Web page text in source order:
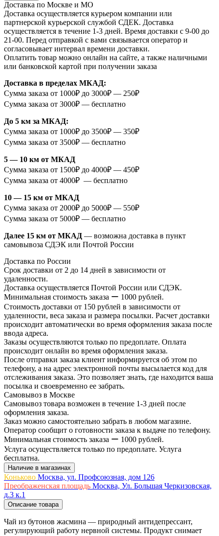
Доставка по Москве и МО
Доставка осуществляется курьером компании или
партнерской курьерской службой СДЕК. Доставка
осуществляется в течение 1-3 дней. Время доставки с 9-00 до
21-00. Перед отправкой с вами связывается оператор и
согласовывает интервал времени доставки.
Оплатить товар можно онлайн на сайте, а также наличными
или банковской картой при получении заказа
Доставка в пределах МКАД:
Сумма заказа от 1000₽ до 3000₽ — 250₽
Сумма заказа от 3000₽ — бесплатно
До 5 км за МКАД:
Сумма заказа от 1000₽ до 3500₽ — 350₽
Сумма заказа от 3500₽ — бесплатно
5 — 10 км от МКАД
Сумма заказа от 1500₽ до 4000₽ — 450₽
Сумма заказа от 4000₽ — бесплатно
10 — 15 км от МКАД
Сумма заказа от 2000₽ до 5000₽ — 550₽
Сумма заказа от 5000₽ — бесплатно
Далее 15 км от МКАД — возможна доставка в пункт
самовывоза СДЭК или Почтой России
Доставка по России
Срок доставки от 2 до 14 дней в зависимости от
удаленности.
Доставка осуществляется Почтой России или СДЭК.
Минимальная стоимость заказа ー 1000 рублей.
Стоимость доставки от 150 рублей в зависимости от
удаленности, веса заказа и размера посылки. Расчет доставки
происходит автоматически во время оформления заказа после
ввода адреса.
Заказы осуществляются только по предоплате. Оплата
происходит онлайн во время оформления заказа.
После отправки заказа клиент информируется об этом по
телефону, а на адрес электронной почты высылается код для
отслеживания заказа. Это позволяет знать, где находится ваша
посылка и своевременно ее забрать.
Самовывоз в Москве
Самовывоз товара возможен в течение 1-3 дней после
оформления заказа.
Заказ можно самостоятельно забрать в любом магазине.
Оператор сообщит о готовности заказа к выдаче по телефону.
Минимальная стоимость заказа ー 1000 рублей.
Услуга осуществляется только по предоплате. Услуга
бесплатна.
Наличие в магазинах
Коньково Москва, ул. Профсоюзная, дом 126
Преображенская площадь Москва, Ул. Большая Черкизовская,
д.3 к.1
Описание товара
Чай из бутонов жасмина — природный антидепрессант,
регулирующий работу нервной системы. Продукт снимает